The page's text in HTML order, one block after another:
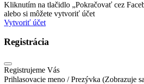
Kliknutím na tlačidlo „Pokračovať cez
alebo si môžete vytvoriť účet
Vytvoriť účet
Registrácia
Registrujeme Vás
Prihlasovacie meno / Prezývka (Zobrazuje